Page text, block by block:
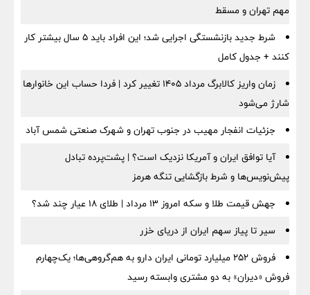
مهم تهران و مسقط
شرط جدید بازنشستگی اجرایی شد؛ این افراد باید ۵ سال بیشتر کار
کنند + جدول کامل
زمان واریز کالابرگ مرداد ۱۴۰۵ تغییر کرد | فردا حساب این خانوارها
شارژ می‌شود
جزئیات انفجار مهیب در جنوب تهران و شهرک صنعتی شمس آباد
آیا توافق ایران و آمریکا نزدیک است؟ | پشت‌پرده تبادل
پیش‌نویس‌ها و شرط بازگشایی تنگه هرمز
جهش قیمت طلا و سکه امروز ۱۳ مرداد | طلای ۱۸ عیار چند شد؟
سیر تا پیاز سهم ایران از دریای خزر
فروش ۲۵۲ میلیارد تومانی ایران دارو به هم‌گروهی‌ها؛ یک‌چهارم
فروش «دیران» به دو مشتری وابسته رسید